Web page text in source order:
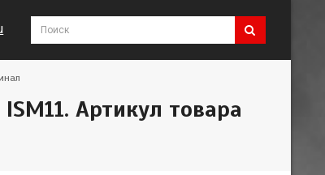
Артикул товара